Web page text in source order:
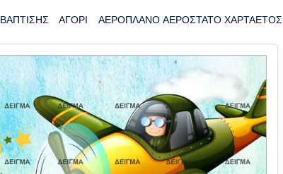
ΒΑΠΤΙΣΗΣ ΑΓΟΡΙ ΑΕΡΟΠΛΑΝΟ ΑΕΡΟΣΤΑΤΟ ΧΑΡΤΑΕΤΟΣ